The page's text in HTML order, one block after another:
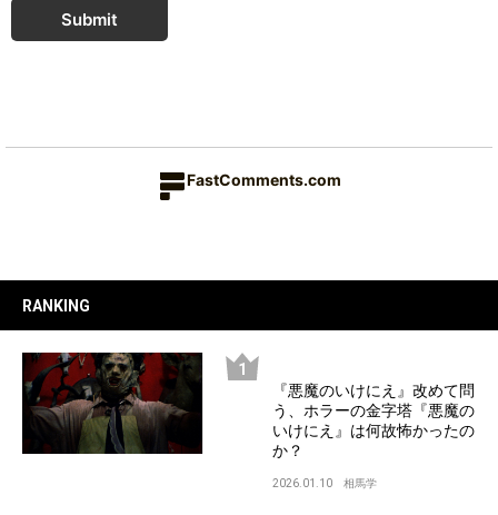
Submit
FastComments.com
RANKING
『悪魔のいけにえ』改めて問
う、ホラーの金字塔『悪魔の
いけにえ』は何故怖かったの
か？
2026.01.10 相馬学